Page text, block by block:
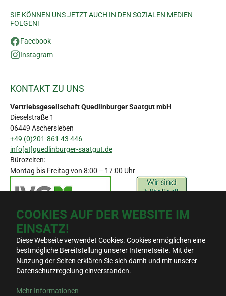
COOKIES AUF DER WEBSITE IM
EINSATZ!
Diese Webseite verwendet Cookies. Cookies ermöglichen eine
bestmögliche Bereitstellung unserer Internetseite. Mit der
Nutzung der Seiten erklären Sie sich damit und mit unserer
Datenschutzregelung einverstanden.
Mehr Informationen
SIE KÖNNEN UNS JETZT AUCH IN DEN SOZIALEN MEDIEN
FOLGEN!
Facebook
Instagram
KONTAKT ZU UNS
Vertriebsgesellschaft Quedlinburger Saatgut mbH
Dieselstraße 1
06449 Aschersleben
+49 (0)201-861 43 446
info[at]quedlinburger-saatgut.de
Bürozeiten:
Montag bis Freitag von 8:00 – 17:00 Uhr
© 2026 - Quedlinburger Saatgut GmbH
Suche
Kontakt